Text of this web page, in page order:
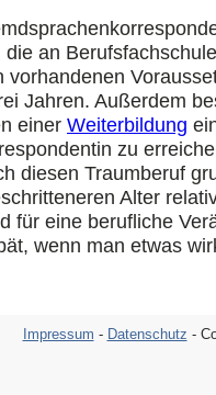
an
vorhandenen
Jahren. Außerdem
einer Weiterbildung
zu
diesen Traumberuf
Alter
für eine berufliche
wenn man etwas
Impressum - Datenschutz -